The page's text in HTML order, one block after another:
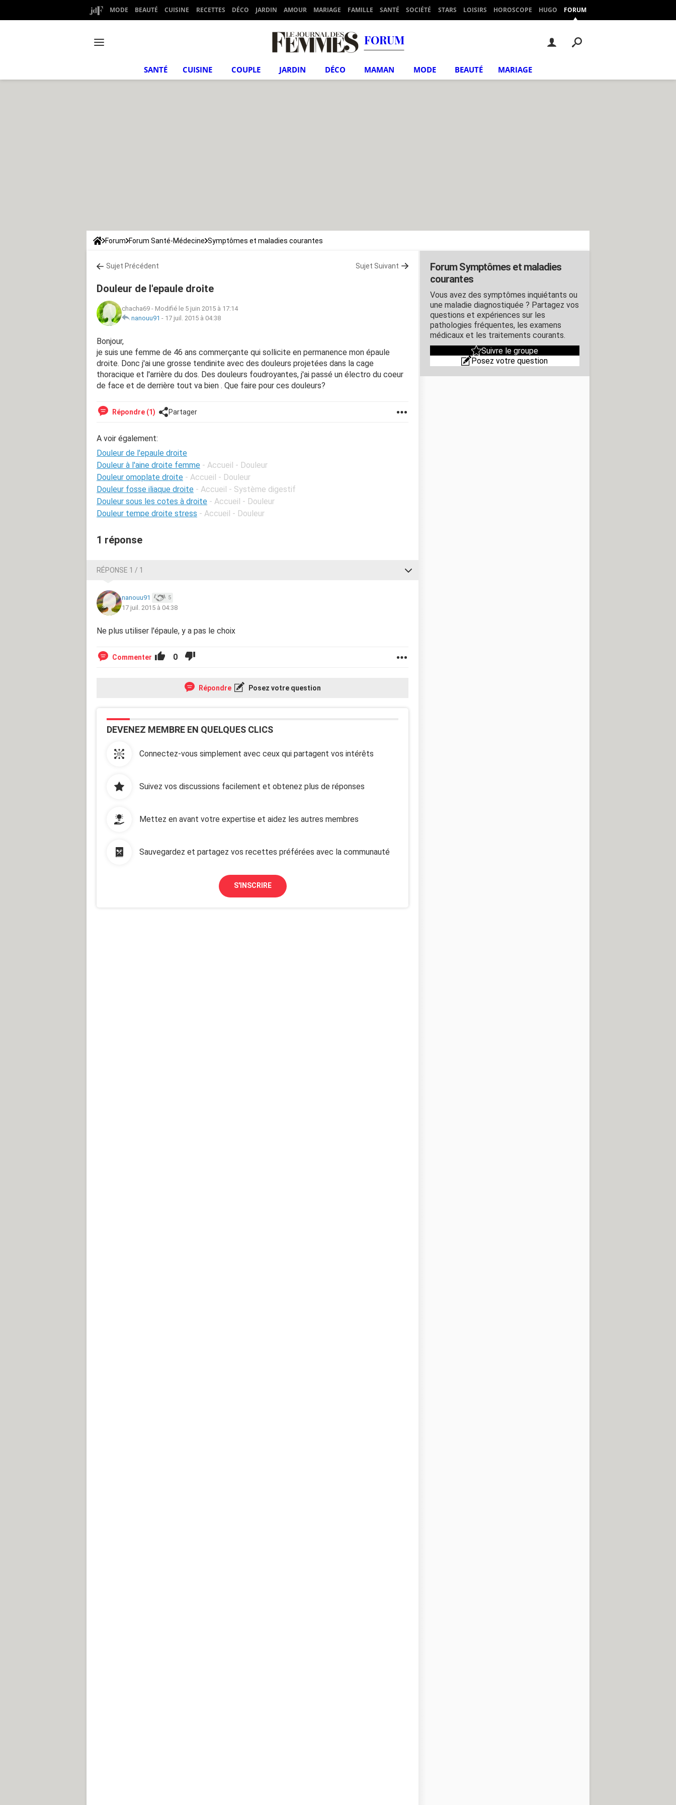
MODE BEAUTÉ CUISINE RECETTES DÉCO JARDIN AMOUR MARIAGE FAMILLE SANTÉ SOCIÉTÉ STARS LOISIRS HOROSCOPE HUGO FORUM
FORUM
SANTÉ CUISINE COUPLE JARDIN DÉCO MAMAN MODE BEAUTÉ MARIAGE
Forum Forum Santé-Médecine Symptômes et maladies courantes
Sujet Précédent Sujet Suivant
Douleur de l'epaule droite
chacha69 - Modifié le 5 juin 2015 à 17:14
nanouu91 - 17 juil. 2015 à 04:38
Bonjour,
je suis une femme de 46 ans commerçante qui sollicite en permanence mon épaule
droite. Donc j'ai une grosse tendinite avec des douleurs projetées dans la cage
thoracique et l'arrière du dos. Des douleurs foudroyantes, j'ai passé un électro du coeur
de face et de derrière tout va bien . Que faire pour ces douleurs?
Répondre (1) Partager
A voir également:
Douleur de l'epaule droite
Douleur à l'aine droite femme - Accueil - Douleur
Douleur omoplate droite - Accueil - Douleur
Douleur fosse iliaque droite - Accueil - Système digestif
Douleur sous les cotes à droite - Accueil - Douleur
Douleur tempe droite stress - Accueil - Douleur
1 réponse
RÉPONSE 1 / 1
nanouu91 5
17 juil. 2015 à 04:38
Ne plus utiliser l'épaule, y a pas le choix
Commenter 0
Répondre Posez votre question
DEVENEZ MEMBRE EN QUELQUES CLICS
Connectez-vous simplement avec ceux qui partagent vos intérêts
Suivez vos discussions facilement et obtenez plus de réponses
Mettez en avant votre expertise et aidez les autres membres
Sauvegardez et partagez vos recettes préférées avec la communauté
S'INSCRIRE
Forum Symptômes et maladies
courantes
Vous avez des symptômes inquiétants ou
une maladie diagnostiquée ? Partagez vos
questions et expériences sur les
pathologies fréquentes, les examens
médicaux et les traitements courants.
Suivre le groupe
Posez votre question